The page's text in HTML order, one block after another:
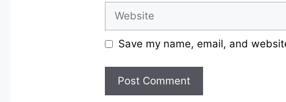
Save my name, email, and